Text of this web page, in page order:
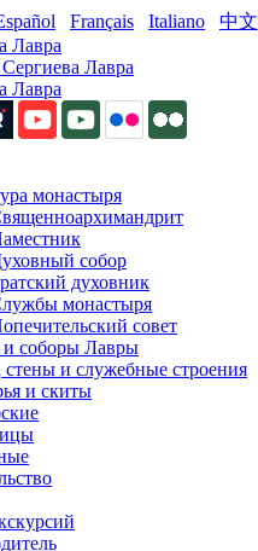
Français Italiano 中文
монастыря
собор
духовник
монастыря
совет
соборы Лавры
и служебные строения
и скиты